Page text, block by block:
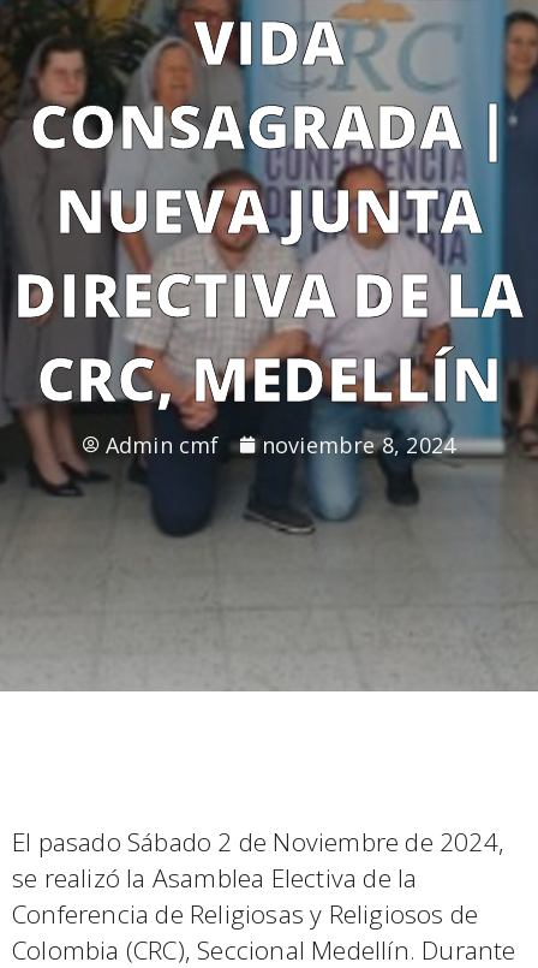
VIDA
CONSAGRADA |
NUEVA JUNTA
DIRECTIVA DE LA
CRC, MEDELLÍN
Admin cmf noviembre 8, 2024
El pasado Sábado 2 de Noviembre de 2024,
se realizó la Asamblea Electiva de la
Conferencia de Religiosas y Religiosos de
Colombia (CRC), Seccional Medellín. Durante